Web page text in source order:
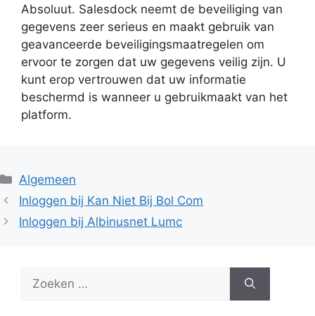
Absoluut. Salesdock neemt de beveiliging van
gegevens zeer serieus en maakt gebruik van
geavanceerde beveiligingsmaatregelen om
ervoor te zorgen dat uw gegevens veilig zijn. U
kunt erop vertrouwen dat uw informatie
beschermd is wanneer u gebruikmaakt van het
platform.
Categorieën
Algemeen
Inloggen bij Kan Niet Bij Bol Com
Inloggen bij Albinusnet Lumc
Zoek